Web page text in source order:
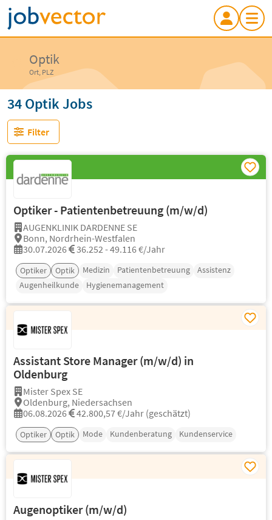
Optik
Ort, PLZ
34 Optik Jobs
Filter
Optiker - Patientenbetreuung (m/w/d)
AUGENKLINIK DARDENNE SE
Bonn, Nordrhein-Westfalen
30.07.2026
36.252 - 49.116 €/Jahr
Optiker Optik Medizin Patientenbetreuung
Assistenz
Augenheilkunde
Hygienemanagement
Assistant Store Manager (m/w/d) in
Oldenburg
Mister Spex SE
Oldenburg, Niedersachsen
06.08.2026
42.800,57 €/Jahr (geschätzt)
Optiker Optik Mode Kundenberatung Kundenservice
Augenoptiker (m/w/d)